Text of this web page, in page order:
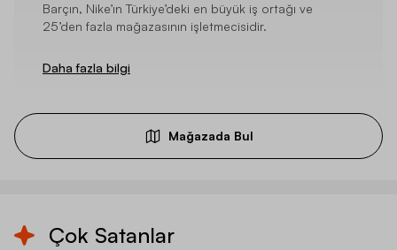
Barçın, Nike’ın Türkiye’deki en büyük iş ortağı ve
25’den fazla mağazasının işletmecisidir.
Daha fazla bilgi
Mağazada Bul
Çok Satanlar